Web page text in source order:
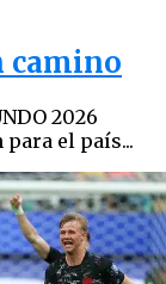
camino
2026
el país...